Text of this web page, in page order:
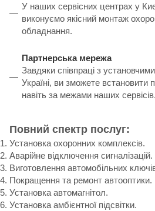
У наших сервісних центрах у
виконуємо якісний монтаж
обладнання.
Партнерська мережа
Завдяки співпраці з
Україні, ви зможете встановити
навіть за межами наших сервісів.
Повний спектр послуг:
Установка охоронних комплексів.
Аварійне відключення сигналізацій.
Виготовлення автомобільних
Покращення та ремонт автооптики.
Установка автомагнітол.
Установка амбієнтної підсвітки.